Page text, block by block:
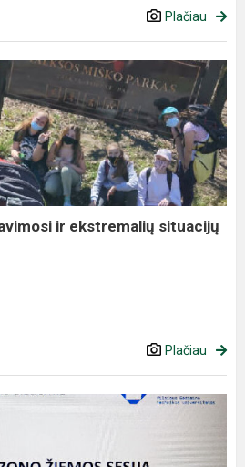
Plačiau
ir ekstremalių situacijų
Plačiau